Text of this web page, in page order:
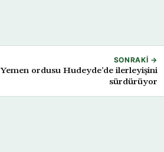
SONRAKI →
Yemen ordusu Hudeyde’de ilerleyişini
sürdürüyor